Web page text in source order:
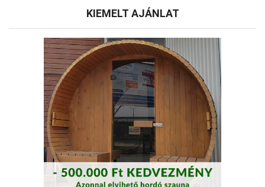
tok
KIEMELT AJÁNLAT